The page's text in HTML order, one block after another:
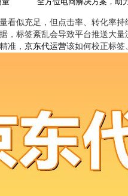
看似充足，但点击率、转化率
，标签紊乱会导致平台推送大
准， 京东代运营该如何校正标签